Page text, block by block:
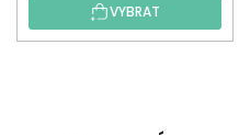
VYBRAT